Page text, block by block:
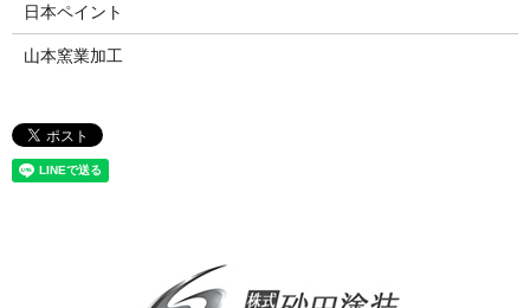
日本ペイント
山本窯業加工